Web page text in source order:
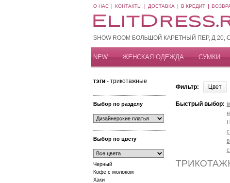
О НАС КОНТАКТЫ ДОСТАВКА В КРЕДИТ
SHOW ROOM БОЛЬШОЙ КАРЕТНЫЙ ПЕР, Д 20,
NEW ЖЕНСКАЯ ОДЕЖДА СУМКИ
тэги - трикотажные
Выбор по разделу
Выбор по цвету
Черный
Кофе с молоком
Хаки
Фильтр: Цвет
Быстрый выбор: